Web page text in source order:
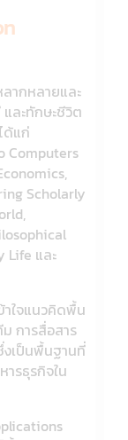
ากหลายและ
ละทักษะชีวิต
ด้แก่
Computers
Scholarly
Life และ
าใจแนวคิดพื้น
การสื่อสาร
งเป็นพื้นฐานที่
รธุรกิจใน